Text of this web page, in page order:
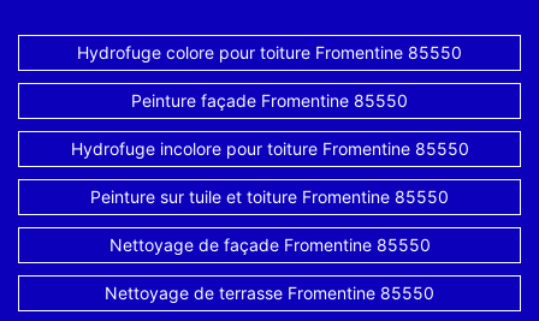
Hydrofuge colore pour toiture Fromentine 85550
Peinture façade Fromentine 85550
Hydrofuge incolore pour toiture Fromentine 85550
Peinture sur tuile et toiture Fromentine 85550
Nettoyage de façade Fromentine 85550
Nettoyage de terrasse Fromentine 85550